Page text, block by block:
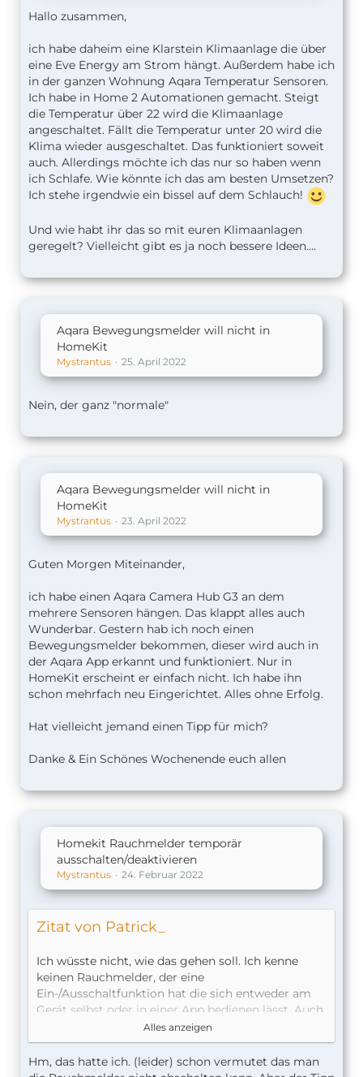
Falls du dich am frühen Nachmittag entschließt,
alles natürlich nicht mehr. Aber wie gesagt, dein
smartes Home weiß nicht, wann du schläfst oder
nicht.
Hallo zusammen,
ich habe daheim eine Klarstein Klimaanlage die über
eine Eve Energy am Strom hängt. Außerdem habe ich
in der ganzen Wohnung Aqara Temperatur Sensoren.
Ich habe in Home 2 Automationen gemacht. Steigt
die Temperatur über 22 wird die Klimaanlage
angeschaltet. Fällt die Temperatur unter 20 wird die
Klima wieder ausgeschaltet. Das funktioniert soweit
auch. Allerdings möchte ich das nur so haben wenn
ich Schlafe. Wie könnte ich das am besten Umsetzen?
Ich stehe irgendwie ein bissel auf dem Schlauch!
Und wie habt ihr das so mit euren Klimaanlagen
geregelt? Vielleicht gibt es ja noch bessere Ideen....
Aqara Bewegungsmelder will nicht in
HomeKit
Mystrantus 25. April 2022
Nein, der ganz "normale"
Aqara Bewegungsmelder will nicht in
HomeKit
Mystrantus 23. April 2022
Guten Morgen Miteinander,
ich habe einen Aqara Camera Hub G3 an dem
mehrere Sensoren hängen. Das klappt alles auch
Wunderbar. Gestern hab ich noch einen
Bewegungsmelder bekommen, dieser wird auch in
der Aqara App erkannt und funktioniert. Nur in
HomeKit erscheint er einfach nicht. Ich habe ihn
schon mehrfach neu Eingerichtet. Alles ohne Erfolg.
Hat vielleicht jemand einen Tipp für mich?
Danke & Ein Schönes Wochenende euch allen
Homekit Rauchmelder temporär
ausschalten/deaktivieren
Mystrantus 24. Februar 2022
Zitat von Patrick_
Ich wüsste nicht, wie das gehen soll. Ich kenne
keinen Rauchmelder, der eine
Ein-/Ausschaltfunktion hat die sich entweder am
Gerät selbst oder in einer App bedienen lässt. Auch
ein "doofer" Rauchmelder hat sowas nicht, da
muss man dann halt die Batterie rausnehmen.
Alles anzeigen
Hm, das hatte ich. (leider) schon vermutet das man